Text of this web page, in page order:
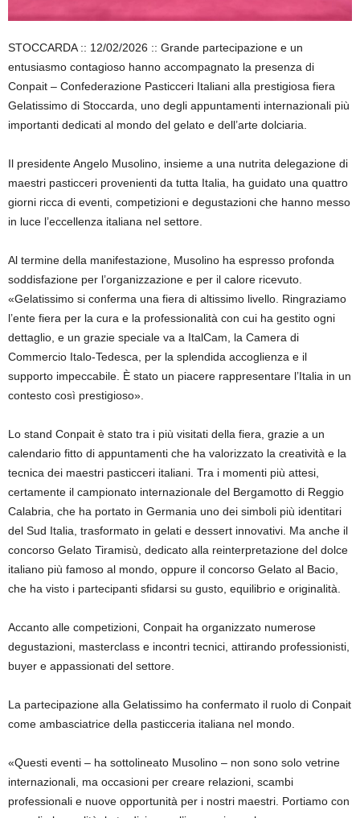
STOCCARDA :: 12/02/2026 :: Grande partecipazione e un
entusiasmo contagioso hanno accompagnato la presenza di
Conpait – Confederazione Pasticceri Italiani alla prestigiosa fiera
Gelatissimo di Stoccarda, uno degli appuntamenti internazionali più
importanti dedicati al mondo del gelato e dell’arte dolciaria.
Il presidente Angelo Musolino, insieme a una nutrita delegazione di
maestri pasticceri provenienti da tutta Italia, ha guidato una quattro
giorni ricca di eventi, competizioni e degustazioni che hanno messo
in luce l’eccellenza italiana nel settore.
Al termine della manifestazione, Musolino ha espresso profonda
soddisfazione per l’organizzazione e per il calore ricevuto.
«Gelatissimo si conferma una fiera di altissimo livello. Ringraziamo
l’ente fiera per la cura e la professionalità con cui ha gestito ogni
dettaglio, e un grazie speciale va a ItalCam, la Camera di
Commercio Italo‑Tedesca, per la splendida accoglienza e il
supporto impeccabile. È stato un piacere rappresentare l’Italia in un
contesto così prestigioso».
Lo stand Conpait è stato tra i più visitati della fiera, grazie a un
calendario fitto di appuntamenti che ha valorizzato la creatività e la
tecnica dei maestri pasticceri italiani. Tra i momenti più attesi,
certamente il campionato internazionale del Bergamotto di Reggio
Calabria, che ha portato in Germania uno dei simboli più identitari
del Sud Italia, trasformato in gelati e dessert innovativi. Ma anche il
concorso Gelato Tiramisù, dedicato alla reinterpretazione del dolce
italiano più famoso al mondo, oppure il concorso Gelato al Bacio,
che ha visto i partecipanti sfidarsi su gusto, equilibrio e originalità.
Accanto alle competizioni, Conpait ha organizzato numerose
degustazioni, masterclass e incontri tecnici, attirando professionisti,
buyer e appassionati del settore.
La partecipazione alla Gelatissimo ha confermato il ruolo di Conpait
come ambasciatrice della pasticceria italiana nel mondo.
«Questi eventi – ha sottolineato Musolino – non sono solo vetrine
internazionali, ma occasioni per creare relazioni, scambi
professionali e nuove opportunità per i nostri maestri. Portiamo con